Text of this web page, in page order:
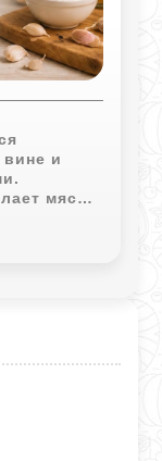
и
мясо
и аромат.